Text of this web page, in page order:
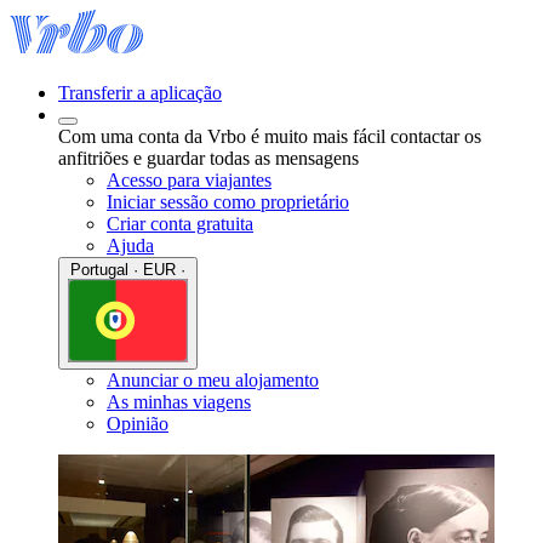
Transferir a aplicação
Com uma conta da Vrbo é muito mais fácil contactar os
anfitriões e guardar todas as mensagens
Acesso para viajantes
Iniciar sessão como proprietário
Criar conta gratuita
Ajuda
Anunciar o meu alojamento
As minhas viagens
Opinião